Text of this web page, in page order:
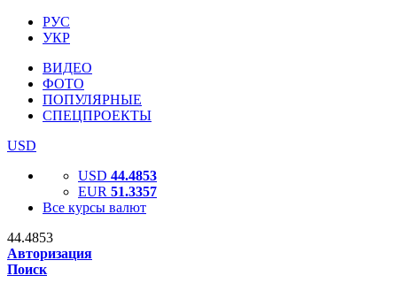
РУС
УКР
ВИДЕО
ФОТО
ПОПУЛЯРНЫЕ
СПЕЦПРОЕКТЫ
USD
USD 44.4853
EUR 51.3357
Все курсы валют
44.4853
Авторизация
Поиск